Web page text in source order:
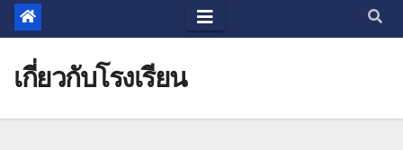
เกี่ยวกับโรงเรียน